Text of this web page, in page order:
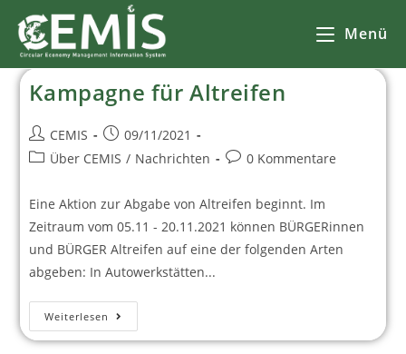
Menü
Kampagne für Altreifen
CEMIS
09/11/2021
Über CEMIS / Nachrichten 0 Kommentare
Eine Aktion zur Abgabe von Altreifen beginnt. Im
Zeitraum vom 05.11 - 20.11.2021 können BÜRGERinnen
und BÜRGER Altreifen auf eine der folgenden Arten
abgeben: In Autowerkstätten...
Weiterlesen